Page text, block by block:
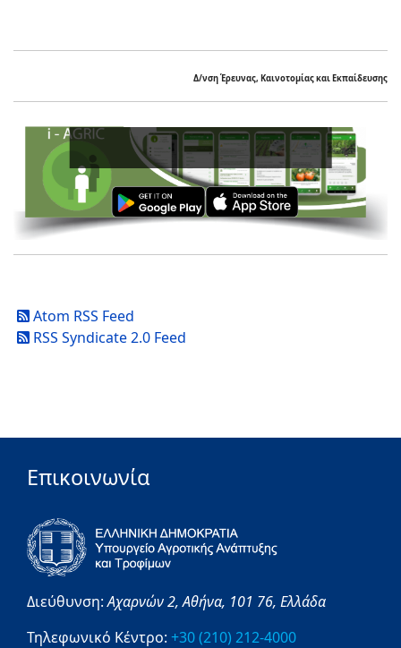
Δ/νση Έρευνας, Καινοτομίας και Εκπαίδευσης
Atom RSS Feed
RSS Syndicate 2.0 Feed
Επικοινωνία
Διεύθυνση:Αχαρνών 2,Αθήνα, 101 76, Ελλάδα
Τηλεφωνικό Κέντρο: +30 (210) 212-4000